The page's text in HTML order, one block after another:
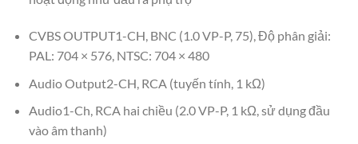
CVBS OUTPUT1-CH, BNC (1.0 VP-P, 75), Độ phân giải:
PAL: 704 × 576, NTSC: 704 × 480
Audio Output2-CH, RCA (tuyến tính, 1 kΩ)
Audio1-Ch, RCA hai chiều (2.0 VP-P, 1 kΩ, sử dụng đầu
vào âm thanh)